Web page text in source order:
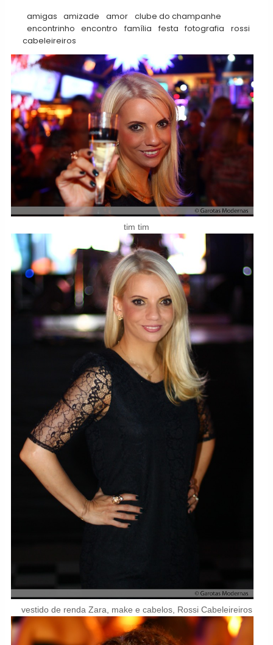
amigas amizade amor clube do champanhe
encontrinho encontro família festa fotografia
rossi
cabeleireiros
tim tim
vestido de renda Zara, make e cabelos, Rossi Cabeleireiros